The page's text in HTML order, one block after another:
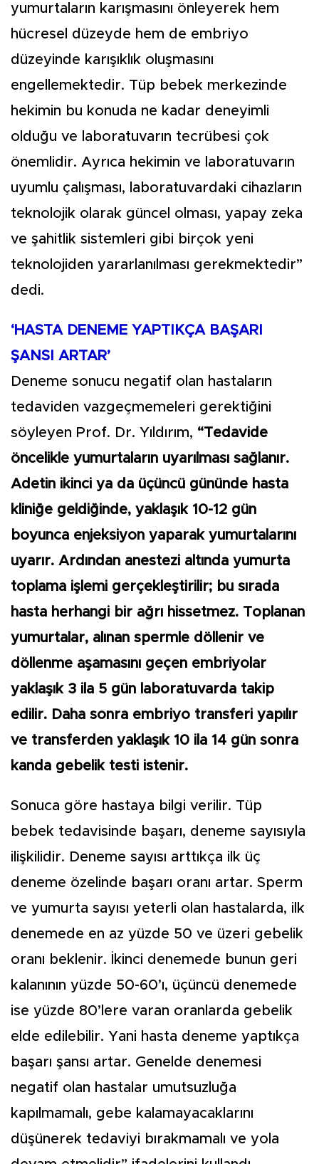
yumurtaların karışmasını önleyerek hem
hücresel düzeyde hem de embriyo
düzeyinde karışıklık oluşmasını
engellemektedir. Tüp bebek merkezinde
hekimin bu konuda ne kadar deneyimli
olduğu ve laboratuvarın tecrübesi çok
önemlidir. Ayrıca hekimin ve laboratuvarın
uyumlu çalışması, laboratuvardaki cihazların
teknolojik olarak güncel olması, yapay zeka
ve şahitlik sistemleri gibi birçok yeni
teknolojiden yararlanılması gerekmektedir”
dedi.
‘HASTA DENEME YAPTIKÇA BAŞARI
ŞANSI ARTAR’
Deneme sonucu negatif olan hastaların
tedaviden vazgeçmemeleri gerektiğini
söyleyen Prof. Dr. Yıldırım, “Tedavide
öncelikle yumurtaların uyarılması sağlanır.
Adetin ikinci ya da üçüncü gününde hasta
kliniğe geldiğinde, yaklaşık 10-12 gün
boyunca enjeksiyon yaparak yumurtalarını
uyarır. Ardından anestezi altında yumurta
toplama işlemi gerçekleştirilir; bu sırada
hasta herhangi bir ağrı hissetmez. Toplanan
yumurtalar, alınan spermle döllenir ve
döllenme aşamasını geçen embriyolar
yaklaşık 3 ila 5 gün laboratuvarda takip
edilir. Daha sonra embriyo transferi yapılır
ve transferden yaklaşık 10 ila 14 gün sonra
kanda gebelik testi istenir.
Sonuca göre hastaya bilgi verilir. Tüp
bebek tedavisinde başarı, deneme sayısıyla
ilişkilidir. Deneme sayısı arttıkça ilk üç
deneme özelinde başarı oranı artar. Sperm
ve yumurta sayısı yeterli olan hastalarda, ilk
denemede en az yüzde 50 ve üzeri gebelik
oranı beklenir. İkinci denemede bunun geri
kalanının yüzde 50-60’ı, üçüncü denemede
ise yüzde 80’lere varan oranlarda gebelik
elde edilebilir. Yani hasta deneme yaptıkça
başarı şansı artar. Genelde denemesi
negatif olan hastalar umutsuzluğa
kapılmamalı, gebe kalamayacaklarını
düşünerek tedaviyi bırakmamalı ve yola